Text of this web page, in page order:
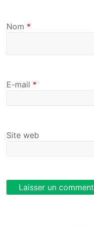
Nom *
E-mail *
Site web